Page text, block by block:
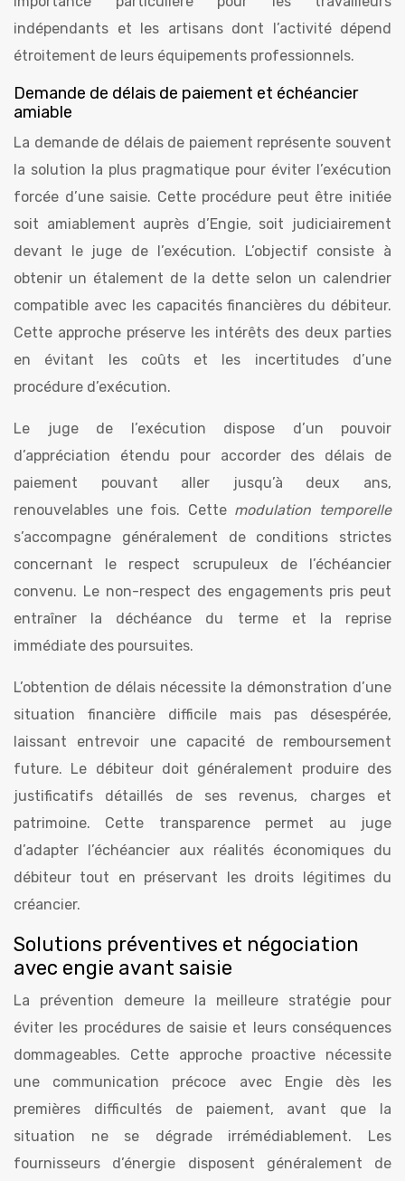
indépendants et les artisans dont l’activité dépend
étroitement de leurs équipements professionnels.
Demande de délais de paiement et échéancier
amiable
La demande de délais de paiement représente souvent
la solution la plus pragmatique pour éviter l’exécution
forcée d’une saisie. Cette procédure peut être initiée
soit amiablement auprès d’Engie, soit judiciairement
devant le juge de l’exécution. L’objectif consiste à
obtenir un étalement de la dette selon un calendrier
compatible avec les capacités financières du débiteur.
Cette approche préserve les intérêts des deux parties
en évitant les coûts et les incertitudes d’une
procédure d’exécution.
Le juge de l’exécution dispose d’un pouvoir
d’appréciation étendu pour accorder des délais de
paiement pouvant aller jusqu’à deux ans,
renouvelables une fois. Cette modulation temporelle
s’accompagne généralement de conditions strictes
concernant le respect scrupuleux de l’échéancier
convenu. Le non-respect des engagements pris peut
entraîner la déchéance du terme et la reprise
immédiate des poursuites.
L’obtention de délais nécessite la démonstration d’une
situation financière difficile mais pas désespérée,
laissant entrevoir une capacité de remboursement
future. Le débiteur doit généralement produire des
justificatifs détaillés de ses revenus, charges et
patrimoine. Cette transparence permet au juge
d’adapter l’échéancier aux réalités économiques du
débiteur tout en préservant les droits légitimes du
créancier.
Solutions préventives et négociation
avec engie avant saisie
La prévention demeure la meilleure stratégie pour
éviter les procédures de saisie et leurs conséquences
dommageables. Cette approche proactive nécessite
une communication précoce avec Engie dès les
premières difficultés de paiement, avant que la
situation ne se dégrade irrémédiablement. Les
fournisseurs d’énergie disposent généralement de